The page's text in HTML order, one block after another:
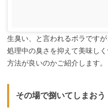
生臭い、と言われるボラです
処理中の臭さを抑えて美味し
方法が良いのかご紹介します。
その場で捌いてしまおう